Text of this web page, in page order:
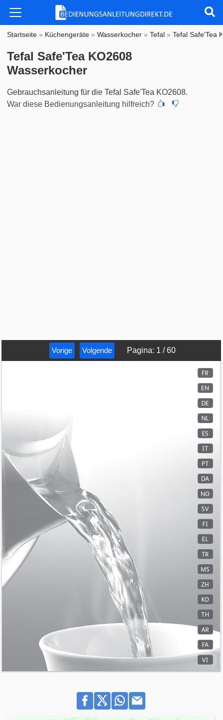
Startseite » Küchengeräte »Wasserkocher »Tefal »Tefal Safe'Tea
Tefal Safe'Tea KO2608
Wasserkocher
Gebrauchsanleitung für die Tefal Safe'Tea KO2608.
War diese Bedienungsanleitung hilfreich?
Vorige Volgende Pagina: 1 /60